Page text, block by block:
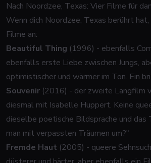
Nach Noordzee, Texas: Vier Filme für
Wenn dich Noordzee, Texas berührt hat,
Filme an:
Beautiful Thing (1996) - ebenfalls
ebenfalls erste Liebe zwischen Jungs,
optimistischer und wärmer im Ton. Ein
Souvenir (2016) - der zweite Langfilm
diesmal mit Isabelle Huppert. Keine
dieselbe poetische Bildsprache und das
man mit verpassten Träumen um?"
Fremde Haut (2005) - queere